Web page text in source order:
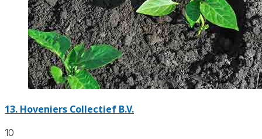
13. Hoveniers Collectief B.V.
10